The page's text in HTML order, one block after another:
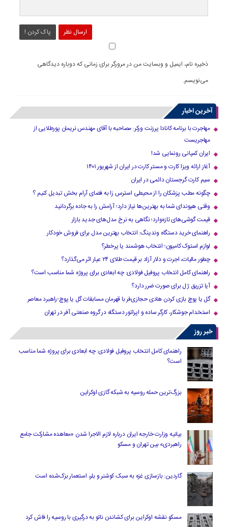
ارسال نظر پاک کردن !
ذخیره نام، ایمیل و وبسایت من در مرورگر برای زمانی که دوباره دیدگاهی
می‌نویسم.
آخرین اخبار
مهاجرت با برنامه کانادا پرزنت ورکر: مصاحبه با آقای مهندس نریمان پورطلایی از
مهاجریست
ایران کمپانی رونمایی شد!
آغاز ارائه ویزا کارت و مستر کارت در ایران از شهریور ۱۴۰۱
سیم کارت گرجستان دائمی در ایران
چگونه مطب پزشکان را از محیطی استرس زا به فضای آرام بخش تبدیل کنیم ؟
وقتی هیوندای شما به بهترین‌ها نیاز دارد؛ آرامش را به جاده برگردانید
قیمت گوشی‌های تازه‌وارد؛ نگاهی به نرخ مدل‌های جدید بازار
راهنمای خرید دستگاه وندینگ: انتخاب بهترین مدل برای فروش خودکار
لوازم استوک کامیون؛ انتخاب هوشمند یا پرخطر؟
چطور مالیات، اجرت و دلار آزاد بر قیمت طلای ۲۴ عیار اثر می‌گذارد؟
راهنمای کامل انتخاب پروفیل فولادی: چه ابعادی برای پروژه شما مناسب است؟
آیا تزریق ژل برای صورت ضرر دارد​؟
گل یا پوچ بازی کردن هادی حجازی‌فر با قهرمان مسابقات گل یا پوچ-راهبرد معاصر
استخدام جوشکار، کارگر ساده و اپراتور دستگاه در گروه صنعتی آفر در تهران
خبر روز
راهنمای کامل انتخاب پروفیل فولادی: چه ابعادی برای پروژه شما مناسب
است؟
بزرگ‌ترین حمله روسیه به شبکه گازی اوکراین
بیانیه وزارت خارجه ایران درباره لازم‌ الاجرا شدن «معاهده مشارکت جامع
راهبردی» بین تهران و مسکو
گاردین: بازسازی غزه به سبک کوشنر و بلر، استعمار بزک‌شده است
مسکو نقشه اوکراین برای کشاندن ناتو به درگیری با روسیه را فاش کرد